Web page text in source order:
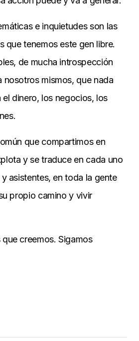
e inquietudes son las
que tenemos este gen libre.
de mucha introspección
nosotros mismos, que nada
dinero, los negocios, los
que compartimos en
y se traduce en cada uno
asistentes, en toda la gente
propio camino y vivir
creemos. Sigamos